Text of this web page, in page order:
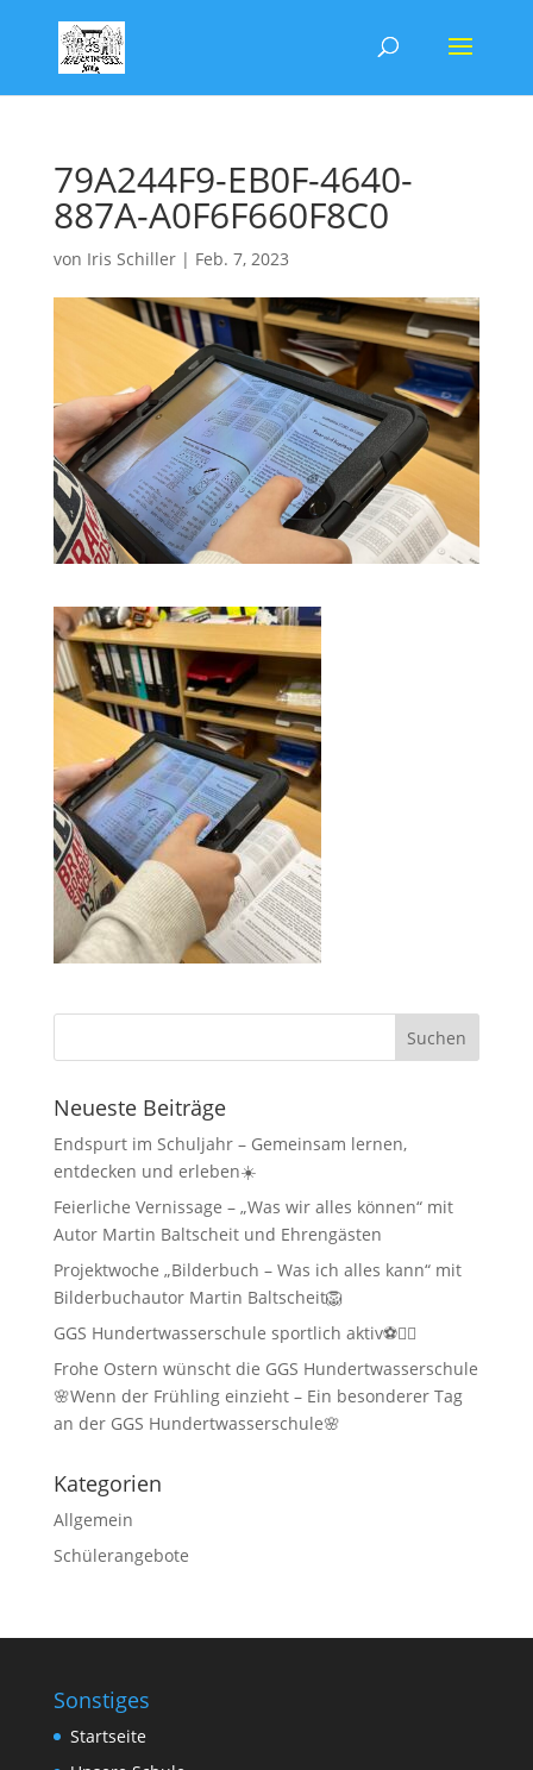
79A244F9-EB0F-4640-
887A-A0F6F660F8C0
von Iris Schiller| Feb. 7, 2023
Neueste Beiträge
Endspurt im Schuljahr – Gemeinsam lernen,
entdecken und erleben☀️
Feierliche Vernissage – „Was wir alles können“ mit
Autor Martin Baltscheit und Ehrengästen
Projektwoche „Bilderbuch – Was ich alles kann“ mit
Bilderbuchautor Martin Baltscheit🦁
GGS Hundertwasserschule sportlich aktiv⚽🏃‍♂️
Frohe Ostern wünscht die GGS Hundertwasserschule
🌸Wenn der Frühling einzieht – Ein besonderer Tag
an der GGS Hundertwasserschule🌸
Kategorien
Allgemein
Schülerangebote
Sonstiges
Startseite